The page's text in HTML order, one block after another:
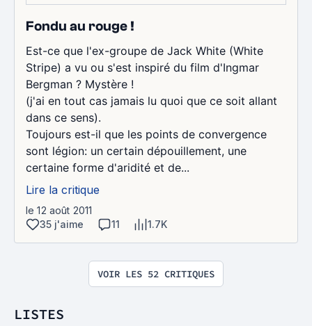
Fondu au rouge !
Est-ce que l'ex-groupe de Jack White (White
Stripe) a vu ou s'est inspiré du film d'Ingmar
Bergman ? Mystère !
(j'ai en tout cas jamais lu quoi que ce soit allant
dans ce sens).
Toujours est-il que les points de convergence
sont légion: un certain dépouillement, une
certaine forme d'aridité et de...
Lire la critique
le 12 août 2011
35 j'aime
11 1.7K
VOIR LES 52 CRITIQUES
LISTES